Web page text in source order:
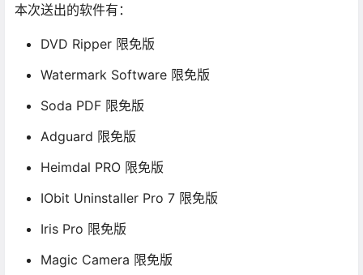
本次送出的软件有：
DVD Ripper 限免版
Watermark Software 限免版
Soda PDF 限免版
Adguard 限免版
Heimdal PRO 限免版
IObit Uninstaller Pro 7 限免版
Iris Pro 限免版
Magic Camera 限免版